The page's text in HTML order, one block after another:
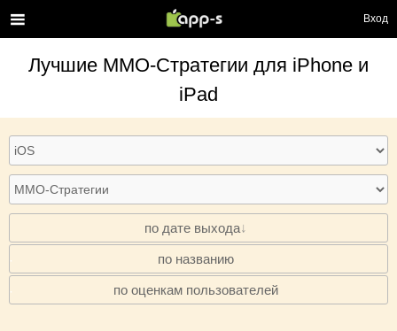
Вход
Лучшие MMO-Стратегии для iPhone и
iPad
по дате выхода
· по названию
· по оценкам пользователей